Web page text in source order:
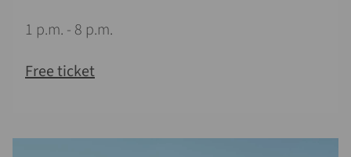
1 p.m. - 8 p.m.
Free ticket